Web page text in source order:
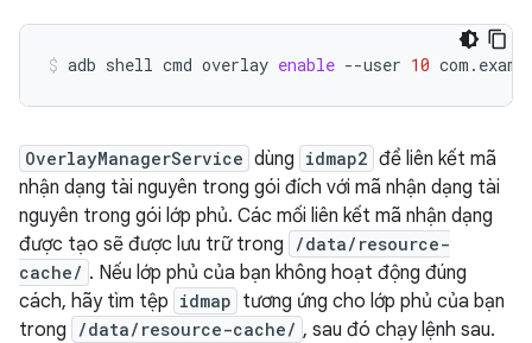
adb shell cmd overlay enable --user 10
OverlayManagerService dùng idmap2 để liên kết mã
nhận dạng tài nguyên trong gói đích với mã nhận dạng tài
nguyên trong gói lớp phủ. Các mối liên kết mã nhận dạng
được tạo sẽ được lưu trữ trong
/data/resource-
cache/ . Nếu lớp phủ của bạn không hoạt động đúng
cách, hãy tìm tệp idmap tương ứng cho lớp phủ của bạn
trong
/data/resource-cache/ , sau đó chạy lệnh sau.